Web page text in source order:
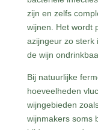
zijn en zelfs
wijnen. Het wordt
azijngeur zo sterk
de wijn
Bij natuurlijke
hoeveelheden
wijngebieden
wijnmakers soms